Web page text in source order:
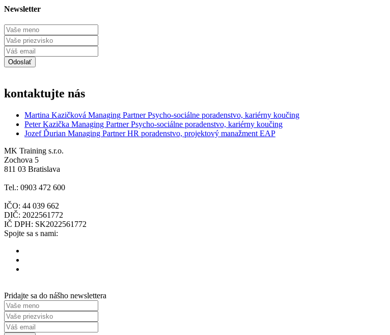
Newsletter
kontaktujte nás
Martina Kazičková Managing PartnerPsycho-sociálne poradenstvo, kariérny koučing
Peter Kazička Managing PartnerPsycho-sociálne poradenstvo, kariérny koučing
Jozef Ďurian Managing PartnerHR poradenstvo, projektový manažment EAP
MK Training s.r.o.
Zochova 5
811 03 Bratislava
Tel.: 0903 472 600
IČO: 44 039 662
DIČ: 2022561772
IČ DPH: SK2022561772
Spojte sa s nami:
Pridajte sa do nášho newslettera